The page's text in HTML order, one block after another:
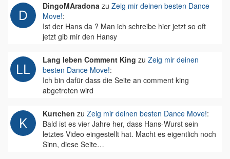
DingoMAradona zu Zeig mir deinen besten Dance
Move!:
Ist der Hans da ? Man ich schreibe hier jetzt so oft
jetzt gib mir den Hansy
Lang leben Comment King zu Zeig mir deinen
besten Dance Move!:
Ich bin dafür dass die Seite an comment king
abgetreten wird
Kurtchen zu Zeig mir deinen besten Dance Move!:
Bald ist es vier Jahre her, dass Hans-Wurst sein
letztes Video eingestellt hat. Macht es eigentlich noch
Sinn, diese Seite…